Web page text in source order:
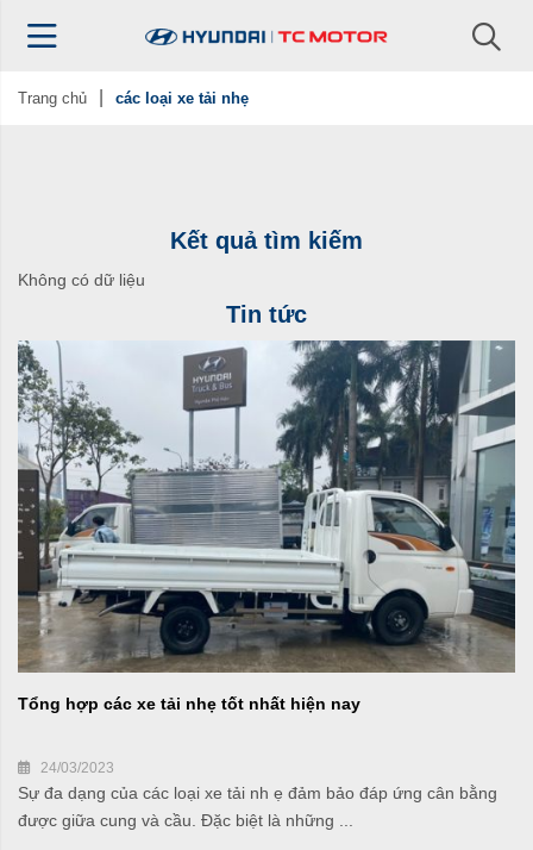
Trang chủ các loại xe tải nhẹ
Kết quả tìm kiếm
Không có dữ liệu
Tin tức
Tổng hợp các xe tải nhẹ tốt nhất hiện nay
24/03/2023
Sự đa dạng của các loại xe tải nh ẹ đảm bảo đáp ứng cân bằng
được giữa cung và cầu. Đặc biệt là những ...